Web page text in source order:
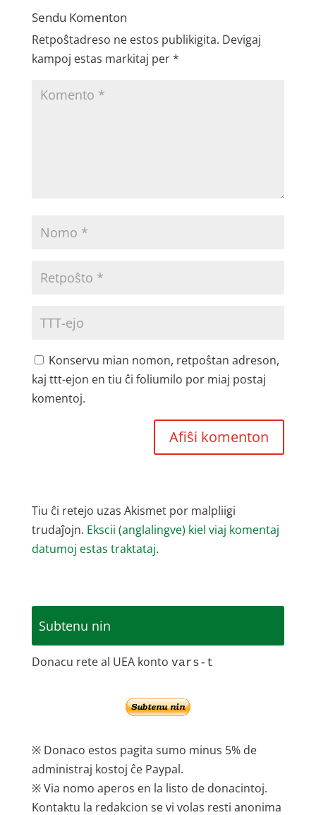
Sendu Komenton
Retpoŝtadreso ne estos publikigita. Devigaj
kampoj estas markitaj per*
Konservu mian nomon, retpoŝtan adreson,
kaj ttt-ejon en tiu ĉi foliumilo por miaj postaj
komentoj.
Tiu ĉi retejo uzas Akismet por malpliigi
trudaĵojn. Ekscii (anglalingve) kiel viaj komentaj
datumoj estas traktataj.
Subtenu nin
Donacu rete al UEA konto vars-t
※ Donaco estos pagita sumo minus 5% de
administraj kostoj ĉe Paypal.
※ Via nomo aperos en la listo de donacintoj.
Kontaktu la redakcion se vi volas resti anonima